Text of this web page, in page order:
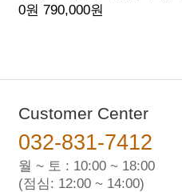
0원 790,000원
Customer Center
032-831-7412
월 ~ 토 : 10:00 ~ 18:00
(점심: 12:00 ~ 14:00)